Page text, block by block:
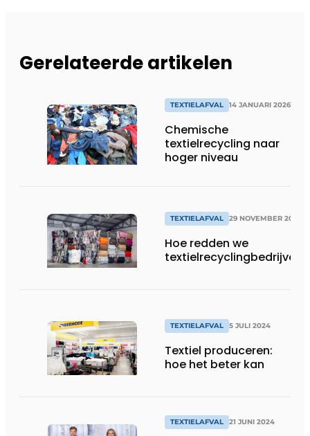
Gerelateerde artikelen
TEXTIELAFVAL 14 JANUARI 2026
Chemische
textielrecycling naar
hoger niveau
TEXTIELAFVAL 29 NOVEMBER 2024
Hoe redden we
textielrecyclingbedrijven?
TEXTIELAFVAL 5 JULI 2024
Textiel produceren:
hoe het beter kan
TEXTIELAFVAL 21 JUNI 2024